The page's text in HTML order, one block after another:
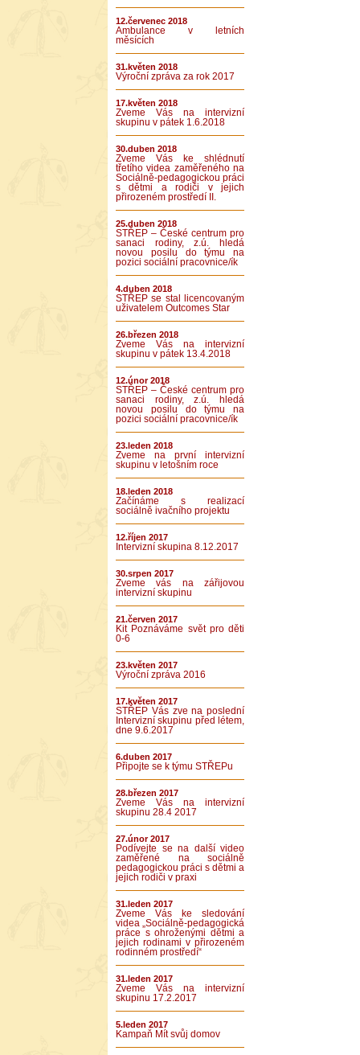
12.červenec 2018
Ambulance v letních
měsících
31.květen 2018
Výroční zpráva za rok 2017
17.květen 2018
Zveme Vás na intervizní
skupinu v pátek 1.6.2018
30.duben 2018
Zveme Vás ke shlédnutí
třetího videa zaměřeného na
Sociálně-pedagogickou práci
s dětmi a rodiči v jejich
přirozeném prostředí II.
25.duben 2018
STŘEP – České centrum pro
sanaci rodiny, z.ú. hledá
novou posilu do týmu na
pozici sociální pracovnice/ík
4.duben 2018
STŘEP se stal licencovaným
uživatelem Outcomes Star
26.březen 2018
Zveme Vás na intervizní
skupinu v pátek 13.4.2018
12.únor 2018
STŘEP – České centrum pro
sanaci rodiny, z.ú. hledá
novou posilu do týmu na
pozici sociální pracovnice/ík
23.leden 2018
Zveme na první intervizní
skupinu v letošním roce
18.leden 2018
Začínáme s realizací
sociálně ivačního projektu
12.říjen 2017
Intervizní skupina 8.12.2017
30.srpen 2017
Zveme vás na zářijovou
intervizní skupinu
21.červen 2017
Kit Poznáváme svět pro děti
0-6
23.květen 2017
Výroční zpráva 2016
17.květen 2017
STŘEP Vás zve na poslední
Intervizní skupinu před létem,
dne 9.6.2017
6.duben 2017
Připojte se k týmu STŘEPu
28.březen 2017
Zveme Vás na intervizní
skupinu 28.4 2017
27.únor 2017
Podívejte se na další video
zaměřené na sociálně
pedagogickou práci s dětmi a
jejich rodiči v praxi
31.leden 2017
Zveme Vás ke sledování
videa „Sociálně-pedagogická
práce s ohroženými dětmi a
jejich rodinami v přirozeném
rodinném prostředí“
31.leden 2017
Zveme Vás na intervizní
skupinu 17.2.2017
5.leden 2017
Kampaň Mít svůj domov